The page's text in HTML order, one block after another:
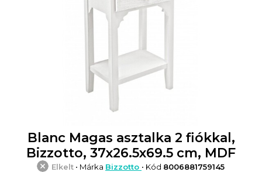
Blanc Magas asztalka 2 fiókkal,
Bizzotto, 37x26.5x69.5 cm, MDF
Elkelt • Márka Bizzotto • Kód 8006881759145